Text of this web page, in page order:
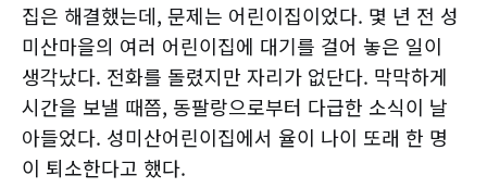
집은 해결했는데, 문제는 어린이집이었다. 몇 년 전 성
미산마을의 여러 어린이집에 대기를 걸어 놓은 일이
생각났다. 전화를 돌렸지만 자리가 없단다. 막막하게
시간을 보낼 때쯤, 동팔랑으로부터 다급한 소식이 날
아들었다. 성미산어린이집에서 율이 나이 또래 한 명
이 퇴소한다고 했다.